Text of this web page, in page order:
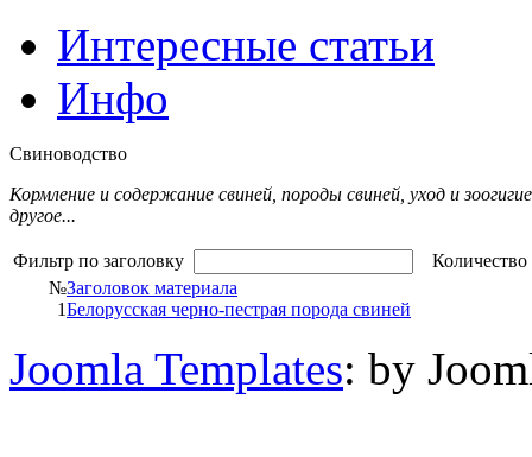
Интересные статьи
Инфо
Свиноводство
Кормление и содержание свиней, породы свиней, уход и
другое...
Фильтр по заголовку
№Заголовок материала
1Белорусская черно-пестрая порода свиней
Joomla Templates: by